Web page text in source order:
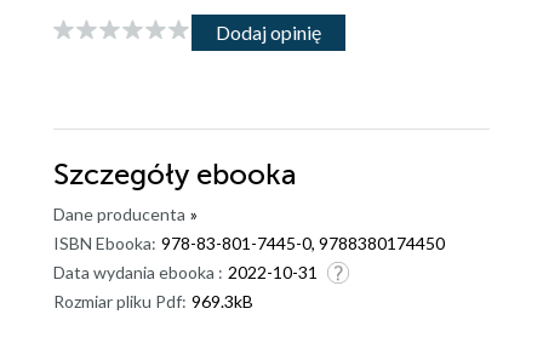
Dodaj opinię
Szczegóły ebooka
Dane producenta »
ISBN Ebooka: 978-83-801-7445-0, 9788380174450
Data wydania ebooka : 2022-10-31
Rozmiar pliku Pdf: 969.3kB